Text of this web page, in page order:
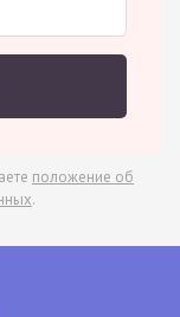
положение об
.